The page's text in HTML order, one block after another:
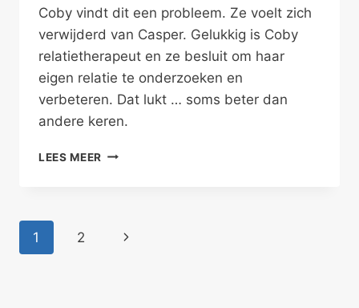
Coby vindt dit een probleem. Ze voelt zich
verwijderd van Casper. Gelukkig is Coby
relatietherapeut en ze besluit om haar
eigen relatie te onderzoeken en
verbeteren. Dat lukt … soms beter dan
andere keren.
LEES MEER LIEF,
MEER
Paginanavigatie
1 2
Volgende